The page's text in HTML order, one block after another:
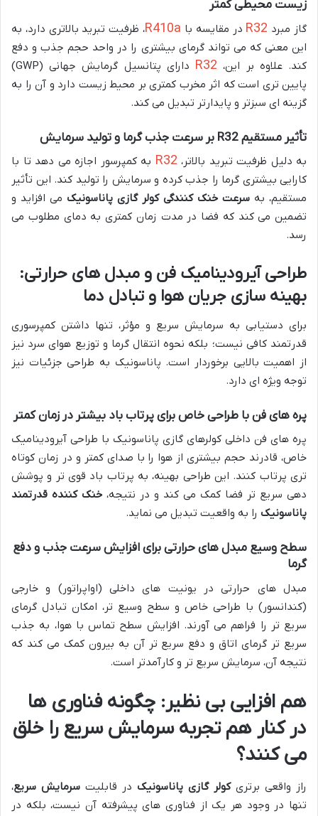
زیست محیطی کمتر
گاز مبرد R32 در مقایسه با R410a، ظرفیت تبرید بالاتری دارد، به
این معنی که می تواند گرمای بیشتری را در واحد حجم جذب و دفع
کند. علاوه بر این، R32
دارای پتانسیل گرمایش جهانی (GWP)
پایین تری است که اثر مخرب کمتری بر محیط زیست دارد و آن را به
گزینه ای سبزتر و پایدارتر تبدیل می کند.
تأثیر مستقیم R32 بر سرعت جذب گرما و تولید سرمایش
به دلیل ظرفیت تبرید بالاتر، R32 به کمپرسور اجازه می دهد تا با
کارایی بیشتری گرما را جذب کرده و سرمایش را تولید کند. این تأثیر
مستقیم، به سرعت خنک کنندگی کولر گازی پاناسونیک می افزاید و
تضمین می کند که فضا در مدت زمان کمتری به دمای مطلوب می
رسد.
طراحی آیرودینامیک فن و مبدل های حرارتی:
بهینه سازی جریان هوا و تبادل دما
برای دستیابی به سرمایش سریع و مؤثر، تنها داشتن کمپرسوری
قدرتمند کافی نیست؛ بلکه نحوه انتقال گرما و توزیع هوای سرد نیز
از اهمیت بالایی برخوردار است. پاناسونیک به طراحی جزئیات نیز
توجه ویژه ای دارد.
پره های فن با طراحی خاص برای پرتاب باد بیشتر در زمان کمتر
پره های فن داخلی کولرهای گازی پاناسونیک با طراحی آیرودینامیک
خاص، قادرند حجم بیشتری از هوا را با صدای کمتر و در زمان کوتاه
تری پرتاب کنند. این طراحی بهینه، به پرتاب باد قوی تر و پوشش
دهی سریع تر فضا کمک می کند و در نتیجه، خنک کننده قدرتمند
پاناسونیک را به واقعیت تبدیل می نماید.
سطح وسیع مبدل های حرارتی برای افزایش سرعت جذب و دفع
گرما
مبدل های حرارتی در یونیت های داخلی (اواپراتور) و خارجی
(کندانسور) با طراحی خاص و سطح وسیع تر، امکان تبادل گرمای
سریع تر را فراهم می آورند. افزایش سطح تماس با هوا، به جذب
سریع تر گرمای اتاق و دفع سریع تر آن به بیرون کمک می کند که
نتیجه آن، سرمایش سریع تر و کارآمدتر است.
هم افزایی بی نظیر: چگونه فناوری ها
در کنار هم تجربه سرمایش سریع را خلق
می کنند؟
راز واقعی برتریکولر گازی پاناسونیک در قابلیت سرمایش سریع،
تنها در وجود هر یک از فناوری های پیشرفته آن نیست، بلکه در